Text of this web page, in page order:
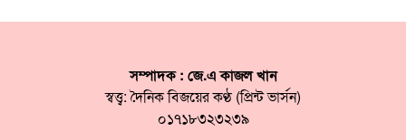
সম্পাদক : জে.এ কাজল খান
স্বত্ত্ব: দৈনিক বিজয়ের কণ্ঠ (প্রিন্ট ভার্সন)
০১৭১৮৩২৩২৩৯